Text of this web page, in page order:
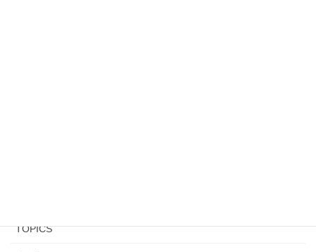
TOPICS